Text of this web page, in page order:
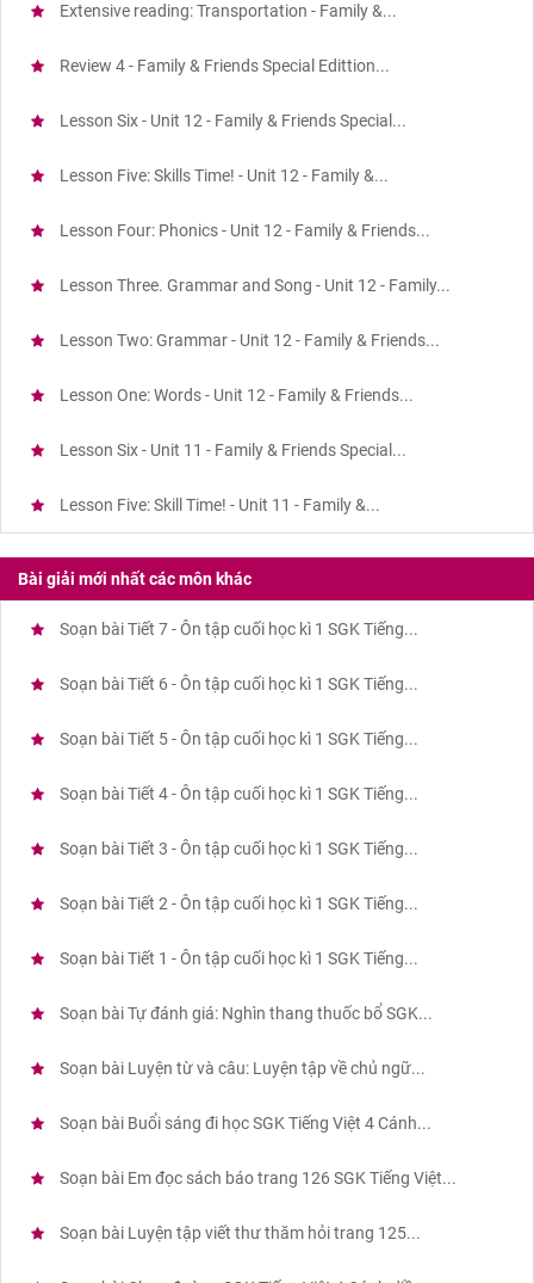
Extensive reading: Transportation - Family &...
Review 4 - Family & Friends Special Edittion...
Lesson Six - Unit 12 - Family & Friends Special...
Lesson Five: Skills Time! - Unit 12 - Family &...
Lesson Four: Phonics - Unit 12 - Family & Friends...
Lesson Three. Grammar and Song - Unit 12 - Family...
Lesson Two: Grammar - Unit 12 - Family & Friends...
Lesson One: Words - Unit 12 - Family & Friends...
Lesson Six - Unit 11 - Family & Friends Special...
Lesson Five: Skill Time! - Unit 11 - Family &...
Bài giải mới nhất các môn khác
Soạn bài Tiết 7 - Ôn tập cuối học kì 1 SGK Tiếng...
Soạn bài Tiết 6 - Ôn tập cuối học kì 1 SGK Tiếng...
Soạn bài Tiết 5 - Ôn tập cuối học kì 1 SGK Tiếng...
Soạn bài Tiết 4 - Ôn tập cuối học kì 1 SGK Tiếng...
Soạn bài Tiết 3 - Ôn tập cuối học kì 1 SGK Tiếng...
Soạn bài Tiết 2 - Ôn tập cuối học kì 1 SGK Tiếng...
Soạn bài Tiết 1 - Ôn tập cuối học kì 1 SGK Tiếng...
Soạn bài Tự đánh giá: Nghìn thang thuốc bổ SGK...
Soạn bài Luyện từ và câu: Luyện tập về chủ ngữ...
Soạn bài Buổi sáng đi học SGK Tiếng Việt 4 Cánh...
Soạn bài Em đọc sách báo trang 126 SGK Tiếng Việt...
Soạn bài Luyện tập viết thư thăm hỏi trang 125...